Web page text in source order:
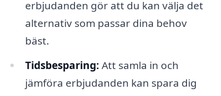
erbjudanden gör att du kan välja det
alternativ som passar dina behov
bäst.
Tidsbesparing: Att samla in och
jämföra erbjudanden kan spara dig